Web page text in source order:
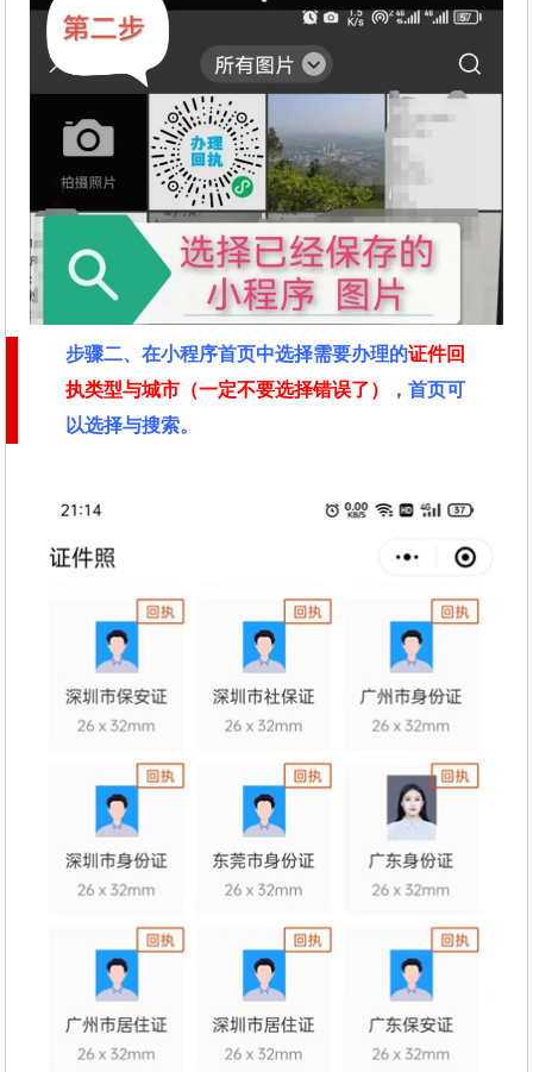
步骤二、在小程序首页中选择需要办理的证件回
执类型与城市（一定不要选择错误了）
，首页可
以选择与搜索。